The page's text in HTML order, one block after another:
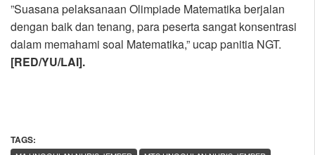
”Suasana pelaksanaan Olimpiade Matematika berjalan
dengan baik dan tenang, para peserta sangat konsentrasi
dalam memahami soal Matematika,” ucap panitia NGT.
[RED/YU/LAI].
TAGS: